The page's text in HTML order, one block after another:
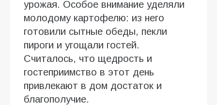
урожая. Особое внимание уделяли
молодому картофелю: из него
готовили сытные обеды, пекли
пироги и угощали гостей.
Считалось, что щедрость и
гостеприимство в этот день
привлекают в дом достаток и
благополучие.